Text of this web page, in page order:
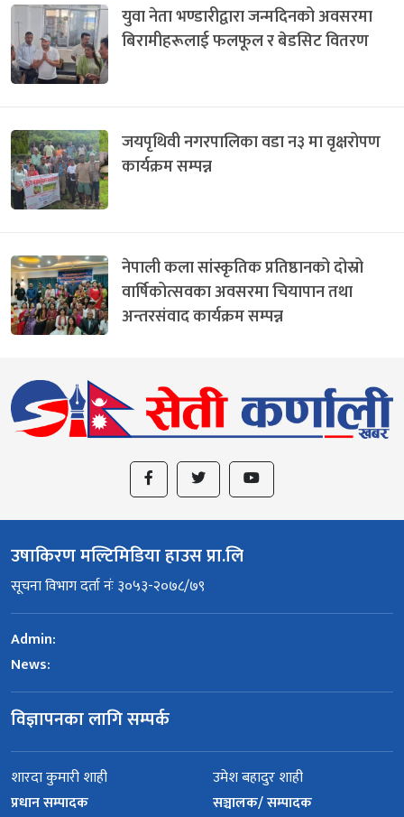
युवा नेता भण्डारीद्वारा जन्मदिनको अवसरमा
बिरामीहरूलाई फलफूल र बेडसिट वितरण
जयपृथिवी नगरपालिका वडा न३ मा वृक्षरोपण
कार्यक्रम सम्पन्न
नेपाली कला सांस्कृतिक प्रतिष्ठानको दोस्रो
वार्षिकोत्सवका अवसरमा चियापान तथा
अन्तरसंवाद कार्यक्रम सम्पन्न
उषाकिरण मल्टिमिडिया हाउस प्रा.लि
सूचना विभाग दर्ता नंः ३०५३-२०७८/७९
Admin:
News:
विज्ञापनका लागि सम्पर्क
शारदा कुमारी शाही
प्रधान सम्पादक
उमेश बहादुर शाही
सञ्चालक/ सम्पादक